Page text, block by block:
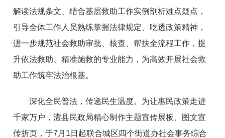
解读法规条文、结合基层救助工作实例剖析难点疑点，
引导全体工作人员熟练掌握法律规定、吃透政策精神，
进一步规范社会救助审批、核查、帮扶全流程工作，提
升依法救助、精准施救的专业能力，为高效开展社会救
助工作筑牢法治根基。
深化全民普法，传递民生温度。为让惠民政策走进
千家万户，澧县民政局精心制作主题宣传展板、图文宣
传折页，于7月1日起联合城区四个街道办社会事务综合